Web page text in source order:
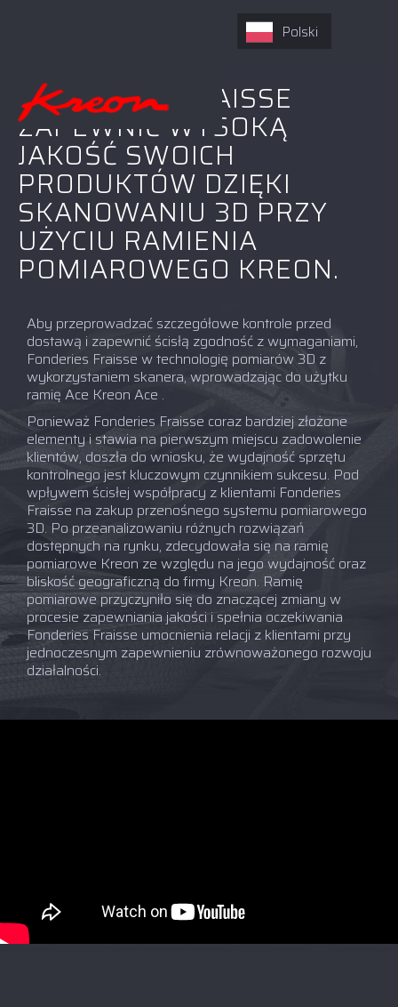
FONDERIES FRAISSE
ZAPEWNIĆ WYSOKĄ
JAKOŚĆ SWOICH
PRODUKTÓW DZIĘKI
SKANOWANIU 3D PRZY
UŻYCIU RAMIENIA
POMIAROWEGO KREON.
Aby przeprowadzać szczegółowe kontrole przed
dostawą i zapewnić ścisłą zgodność z wymaganiami,
Fonderies Fraisse w technologię pomiarów 3D z
wykorzystaniem skanera, wprowadzając do użytku
ramię Ace Kreon Ace .
Ponieważ Fonderies Fraisse coraz bardziej złożone
elementy i stawia na pierwszym miejscu zadowolenie
klientów, doszła do wniosku, że wydajność sprzętu
kontrolnego jest kluczowym czynnikiem sukcesu. Pod
wpływem ścisłej współpracy z klientami Fonderies
Fraisse na zakup przenośnego systemu pomiarowego
3D. Po przeanalizowaniu różnych rozwiązań
dostępnych na rynku, zdecydowała się na ramię
pomiarowe Kreon ze względu na jego wydajność oraz
bliskość geograficzną do firmy Kreon. Ramię
pomiarowe przyczyniło się do znaczącej zmiany w
procesie zapewniania jakości i spełnia oczekiwania
Fonderies Fraisse umocnienia relacji z klientami przy
jednoczesnym zapewnieniu zrównoważonego rozwoju
działalności.
Polski